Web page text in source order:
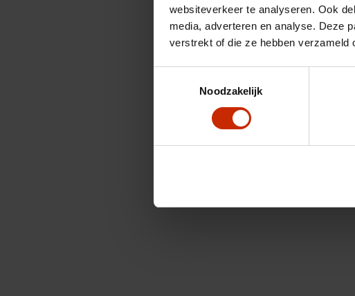
websiteverkeer te analyseren. Ook
media, adverteren en analyse. Deze
verstrekt of die ze hebben
Noodzakelijk